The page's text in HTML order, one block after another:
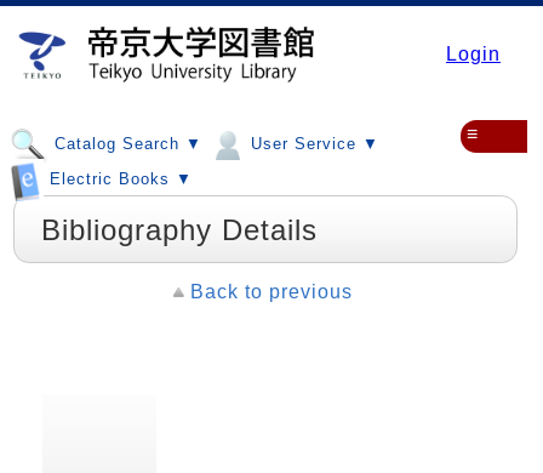
Login
Catalog Search ▼
User Service ▼
Electric Books ▼
≡
Bibliography Details
Back to previous